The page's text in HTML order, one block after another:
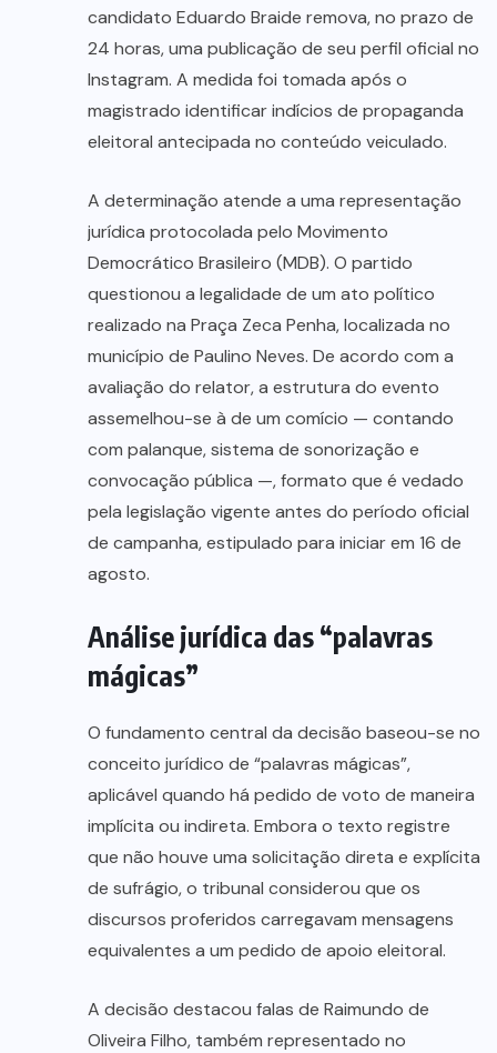
candidato Eduardo Braide remova, no prazo de
24 horas, uma publicação de seu perfil oficial no
Instagram. A medida foi tomada após o
magistrado identificar indícios de propaganda
eleitoral antecipada no conteúdo veiculado.
A determinação atende a uma representação
jurídica protocolada pelo Movimento
Democrático Brasileiro (MDB). O partido
questionou a legalidade de um ato político
realizado na Praça Zeca Penha, localizada no
município de Paulino Neves. De acordo com a
avaliação do relator, a estrutura do evento
assemelhou-se à de um comício — contando
com palanque, sistema de sonorização e
convocação pública —, formato que é vedado
pela legislação vigente antes do período oficial
de campanha, estipulado para iniciar em 16 de
agosto.
Análise jurídica das “palavras
mágicas”
O fundamento central da decisão baseou-se no
conceito jurídico de “palavras mágicas”,
aplicável quando há pedido de voto de maneira
implícita ou indireta. Embora o texto registre
que não houve uma solicitação direta e explícita
de sufrágio, o tribunal considerou que os
discursos proferidos carregavam mensagens
equivalentes a um pedido de apoio eleitoral.
A decisão destacou falas de Raimundo de
Oliveira Filho, também representado no